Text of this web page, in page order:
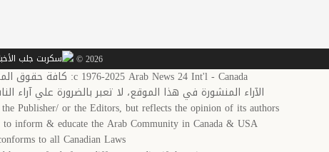
2026 ©
c 1976-2025 Arab News 24 Int'l - Canada: كافة حقوق الموقع والتصميم محفوظة لـ أخبار العرب-كندا
الآراء المنشورة في هذا الموقع، لا تعبر بالضرورة علي آراء
Publisher/ or the Editors, but reflects the opinion of its authors.
inform & educate the Arab Community in Canada & USA
to all Canadian Laws